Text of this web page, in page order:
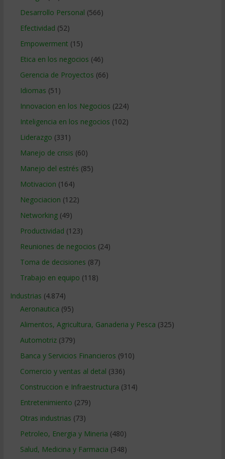
Desarrollo Personal (566)
Efectividad (52)
Empowerment (15)
Etica en los negocios (46)
Gerencia de Proyectos (66)
Idiomas (51)
Innovacion en los Negocios (224)
Inteligencia en los negocios (102)
Liderazgo (331)
Manejo de crisis (60)
Manejo del estrés (85)
Motivacion (164)
Negociacion (122)
Networking(49)
Productividad (123)
Reuniones de negocios (24)
Toma de decisiones (87)
Trabajo en equipo (118)
Industrias (4.874)
Aeronautica (95)
Alimentos, Agricultura, Ganaderia y Pesca (325)
Automotriz(379)
Banca y Servicios Financieros (910)
Comercio y ventas al detal (336)
Construccion e Infraestructura (314)
Entretenimiento (279)
Otras industrias (73)
Petroleo, Energia y Mineria (480)
Salud, Medicina y Farmacia (348)